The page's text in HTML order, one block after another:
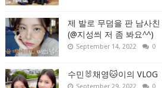
제 발로 무덤을 판 남사
(@지성씌 저 좀 봐요^^)
September 14, 2022 0
수민🐰채영🐱이의